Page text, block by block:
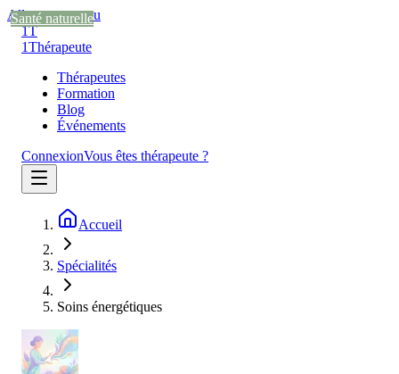
Aller au contenu
1T
1Thérapeute
Thérapeutes
Formation
Blog
Événements
ConnexionVous êtes thérapeute ?
Accueil
Spécialités
Soins énergétiques
Santé naturelle
Santé naturelle
Santé naturelle
Santé naturelle